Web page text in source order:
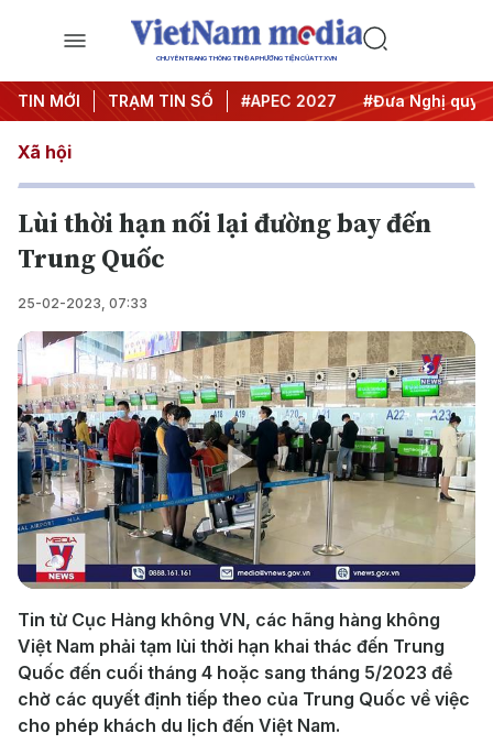
CHUYÊN TRANG THÔNG TIN ĐA PHƯƠNG TIỆN CỦA TTXVN
TIN MỚI TRẠM TIN SỐ
#Hội nghị Trung ương 3 #APEC 2027 #Đưa Nghị quyết
Xã hội
Lùi thời hạn nối lại đường bay đến
Trung Quốc
25-02-2023, 07:33
Play
Video
Tin từ Cục Hàng không VN, các hãng hàng không
Việt Nam phải tạm lùi thời hạn khai thác đến Trung
Quốc đến cuối tháng 4 hoặc sang tháng 5/2023 để
chờ các quyết định tiếp theo của Trung Quốc về việc
cho phép khách du lịch đến Việt Nam.